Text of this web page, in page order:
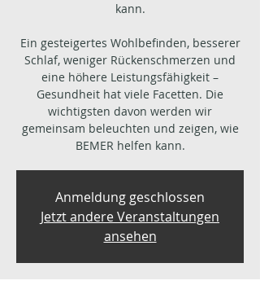
kann.
Ein gesteigertes Wohlbefinden, besserer
Schlaf, weniger Rückenschmerzen und
eine höhere Leistungsfähigkeit –
Gesundheit hat viele Facetten. Die
wichtigsten davon werden wir
gemeinsam beleuchten und zeigen, wie
BEMER helfen kann.
Anmeldung geschlossen
Jetzt andere Veranstaltungen
ansehen